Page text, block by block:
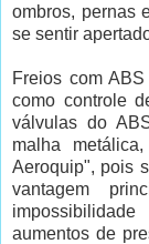
ombros, pernas
se sentir
Freios com
como controle
válvulas do
malha
Aeroquip", pois
vantagem
aumentos de